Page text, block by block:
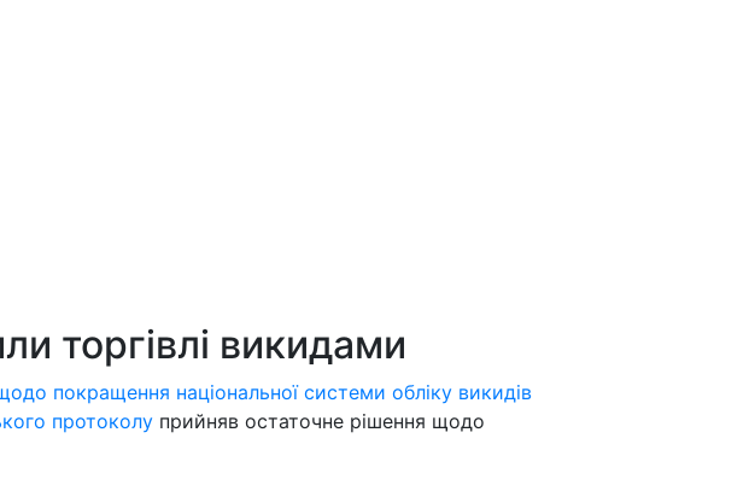
торгівлі викидами
покращення національної системи обліку викидів
протоколу прийняв остаточне рішення щодо